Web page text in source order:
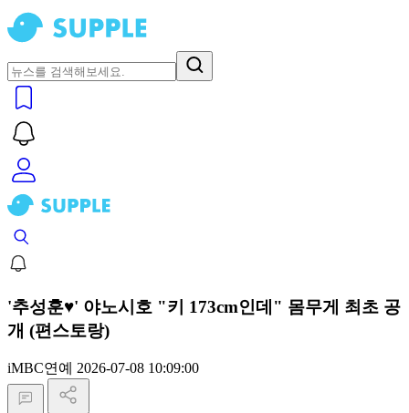
'추성훈♥' 야노시호 "키 173cm인데" 몸무게 최초 공
개 (편스토랑)
iMBC연예 2026-07-08 10:09:00